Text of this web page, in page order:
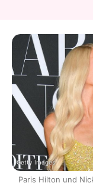
Getty Images
Paris Hilton und